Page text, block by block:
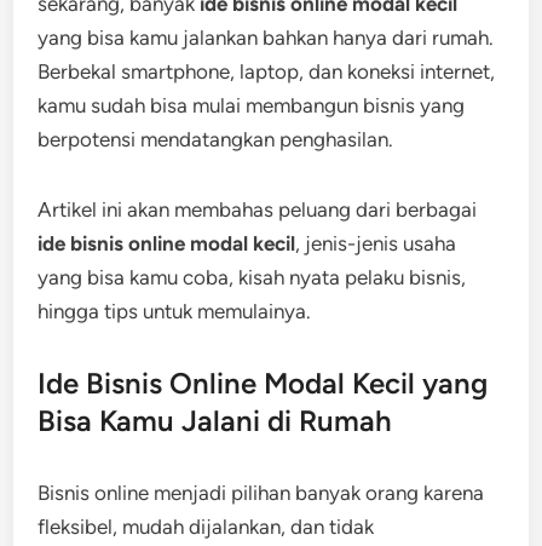
yang bisa kamu jalankan bahkan hanya dari rumah.
Berbekal smartphone, laptop, dan koneksi internet,
kamu sudah bisa mulai membangun bisnis yang
berpotensi mendatangkan penghasilan.
Artikel ini akan membahas peluang dari berbagai
ide bisnis online modal kecil, jenis-jenis usaha
yang bisa kamu coba, kisah nyata pelaku bisnis,
hingga tips untuk memulainya.
Ide Bisnis Online Modal Kecil yang
Bisa Kamu Jalani di Rumah
Bisnis online menjadi pilihan banyak orang karena
fleksibel, mudah dijalankan, dan tidak